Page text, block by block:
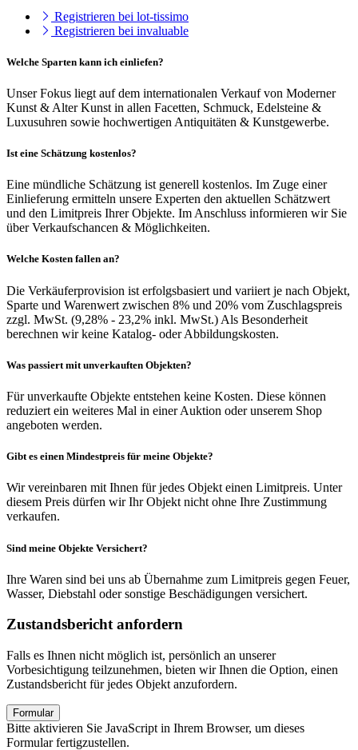
Registrieren bei lot-tissimo
Registrieren bei invaluable
Welche Sparten kann ich einliefen?
Unser Fokus liegt auf dem internationalen Verkauf von Moderner
Kunst & Alter Kunst in allen Facetten, Schmuck, Edelsteine &
Luxusuhren sowie hochwertigen Antiquitäten & Kunstgewerbe.
Ist eine Schätzung kostenlos?
Eine mündliche Schätzung ist generell kostenlos. Im Zuge einer
Einlieferung ermitteln unsere Experten den aktuellen Schätzwert
und den Limitpreis Ihrer Objekte. Im Anschluss informieren wir Sie
über Verkaufschancen & Möglichkeiten.
Welche Kosten fallen an?
Die Verkäuferprovision ist erfolgsbasiert und variiert je nach Objekt,
Sparte und Warenwert zwischen 8% und 20% vom Zuschlagspreis
zzgl. MwSt. (9,28% - 23,2% inkl. MwSt.) Als Besonderheit
berechnen wir keine Katalog- oder Abbildungskosten.
Was passiert mit unverkauften Objekten?
Für unverkaufte Objekte entstehen keine Kosten. Diese können
reduziert ein weiteres Mal in einer Auktion oder unserem Shop
angeboten werden.
Gibt es einen Mindestpreis für meine Objekte?
Wir vereinbaren mit Ihnen für jedes Objekt einen Limitpreis. Unter
diesem Preis dürfen wir Ihr Objekt nicht ohne Ihre Zustimmung
verkaufen.
Sind meine Objekte Versichert?
Ihre Waren sind bei uns ab Übernahme zum Limitpreis gegen Feuer,
Wasser, Diebstahl oder sonstige Beschädigungen versichert.
Zustandsbericht anfordern
Falls es Ihnen nicht möglich ist, persönlich an unserer
Vorbesichtigung teilzunehmen, bieten wir Ihnen die Option, einen
Zustandsbericht für jedes Objekt anzufordern.
Formular
Bitte aktivieren Sie JavaScript in Ihrem Browser, um dieses
Formular fertigzustellen.